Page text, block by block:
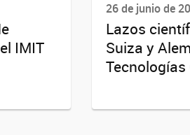
IMIT
26 de junio de
Lazos
Suiza y